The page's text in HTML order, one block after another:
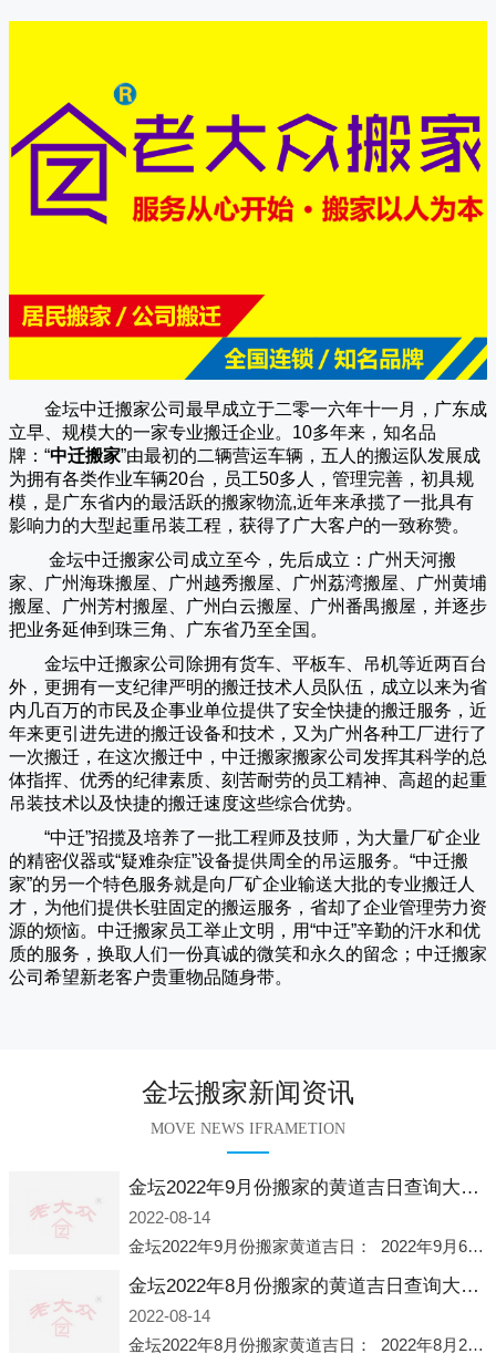
金坛中迁搬家公司 最早成立于二零一六年十一月，广东成
立早、规模大的一家专业搬迁企业。10多年来，知名品
牌：“中迁搬家”由最初的二辆营运车辆，五人的搬运队发展成
为拥有各类作业车辆20台，员工50多人，管理完善，初具规
模，是广东省内的最活跃的搬家物流,近年来承揽了一批具有
影响力的大型起重吊装工程，获得了广大客户的一致称赞。
金坛中迁搬家公司成立至今，先后成立：广州天河搬
家、广州海珠搬屋、广州越秀搬屋、广州荔湾搬屋、广州黄埔
搬屋、广州芳村搬屋、广州白云搬屋、广州番禺搬屋，并逐步
把业务延伸到珠三角、广东省乃至全国。
金坛中迁搬家公司除拥有货车、平板车、吊机等近两百台
外，更拥有一支纪律严明的搬迁技术人员队伍，成立以来为省
内几百万的市民及企事业单位提供了安全快捷的搬迁服务，近
年来更引进先进的搬迁设备和技术，又为广州各种工厂进行了
一次搬迁，在这次搬迁中， 中迁搬家搬家公司发挥其科学的总
体指挥、优秀的纪律素质、刻苦耐劳的员工精神、高超的起重
吊装技术以及快捷的搬迁速度这些综合优势。
“中迁”招揽及培养了一批工程师及技师，为大量厂矿企业
的精密仪器或“疑难杂症”设备提供周全的吊运服务。“中迁搬
家”的另一个特色服务就是向厂矿企业输送大批的专业搬迁人
才，为他们提供长驻固定的搬运服务，省却了企业管理劳力资
源的烦恼。 中迁搬家员工举止文明，用“中迁”辛勤的汗水和优
质的服务，换取人们一份真诚的微笑和永久的留念； 中迁搬家
公司希望新老客户贵重物品随身带。
金坛搬家新闻资讯
MOVE NEWS IFRAMETION
金坛2022年9月份搬家的黄道吉日查询大全一览表哪天适合搬家好日子
2022-08-14
金坛2022年9月份搬家黄道吉日： 2022年9月6日 「星期二」 农历八月十一2022年9月12日 「星期一」 农历八月十七2022年9月16日 「星期五」 农历八月廿一2022年9月2
金坛2022年8月份搬家的黄道吉日查询大全一览表哪天适合搬家好日子
2022-08-14
金坛2022年8月份搬家黄道吉日： 2022年8月2日 「星期二」 农历七月初五2022年8月6日 「星期六」 农历七月初九2022年8月8日 「星期一」 农历七月十一2022年8月10日 「